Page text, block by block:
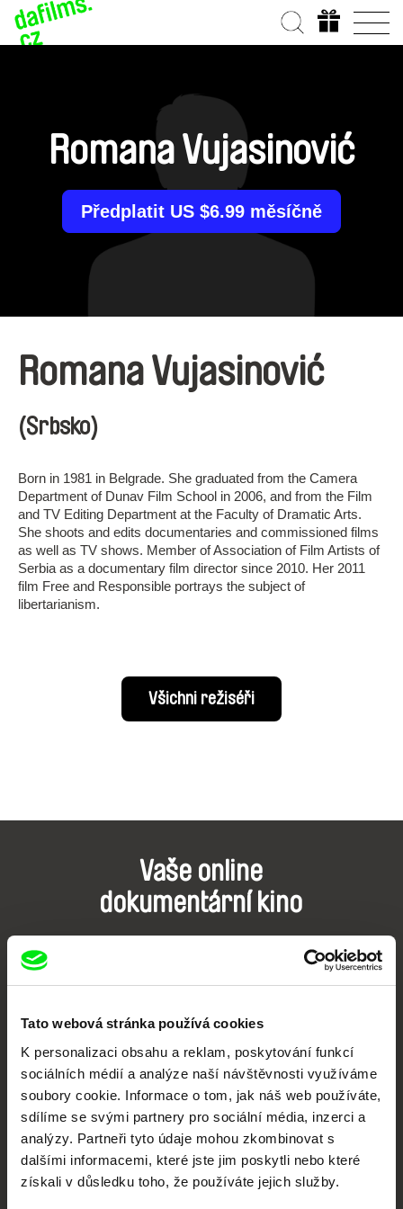
Tato webová stránka používá cookies
K personalizaci obsahu a reklam, poskytování funkcí
sociálních médií a analýze naší návštěvnosti využíváme
soubory cookie. Informace o tom, jak náš web používáte,
sdílíme se svými partnery pro sociální média, inzerci a
analýzy. Partneři tyto údaje mohou zkombinovat s
dalšími informacemi, které jste jim poskytli nebo které
získali v důsledku toho, že používáte jejich služby.
Romana Vujasinović
Předplatit US $6.99 měsíčně
Romana Vujasinović
(Srbsko)
Born in 1981 in Belgrade. She graduated from the Camera
Department of Dunav Film School in 2006, and from the Film
and TV Editing Department at the Faculty of Dramatic Arts.
She shoots and edits documentaries and commissioned films
as well as TV shows. Member of Association of Film Artists of
Serbia as a documentary film director since 2010. Her 2011
film Free and Responsible portrays the subject of
libertarianism.
Všichni režiséři
Vaše online
dokumentární kino
Portál DAFilms.cz je výsledkem tvůrčí spolupráce 7 klíčových evropských
posouvat hranice dokumentárního filmu, propagovat jeho rozmanitost a
Členové Doc Alliance